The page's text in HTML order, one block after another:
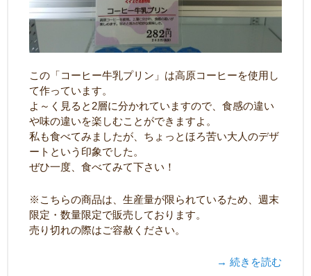
この「コーヒー牛乳プリン」は高原コーヒーを使用し
て作っています。
よ～く見ると2層に分かれていますので、食感の違い
や味の違いを楽しむことができますよ。
私も食べてみましたが、ちょっとほろ苦い大人のデザ
ートという印象でした。
ぜひ一度、食べてみて下さい！
※こちらの商品は、生産量が限られているため、週末
限定・数量限定で販売しております。
売り切れの際はご容赦ください。
→ 続きを読む